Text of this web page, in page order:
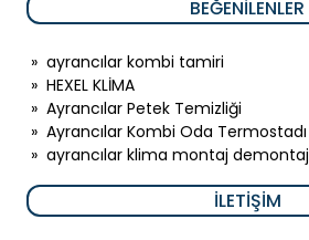
BEĞENILENLER
» ayrancılar kombi tamiri
» HEXEL KLİMA
» Ayrancılar Petek Temizliği
» Ayrancılar Kombi Oda Termostadı
» ayrancılar klima montaj demontaj
İLETIŞIM